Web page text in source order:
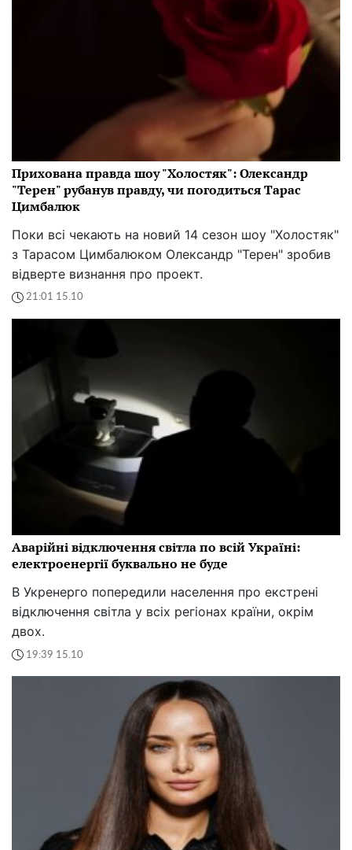
Прихована правда шоу "Холостяк": Олександр
"Терен" рубанув правду, чи погодиться Тарас
Цимбалюк
Поки всі чекають на новий 14 сезон шоу "Холостяк"
з Тарасом Цимбалюком Олександр "Терен" зробив
відверте визнання про проект.
21:01 15.10
Аварійні відключення світла по всій Україні:
електроенергії буквально не буде
В Укренерго попередили населення про екстрені
відключення світла у всіх регіонах країни, окрім
двох.
19:39 15.10